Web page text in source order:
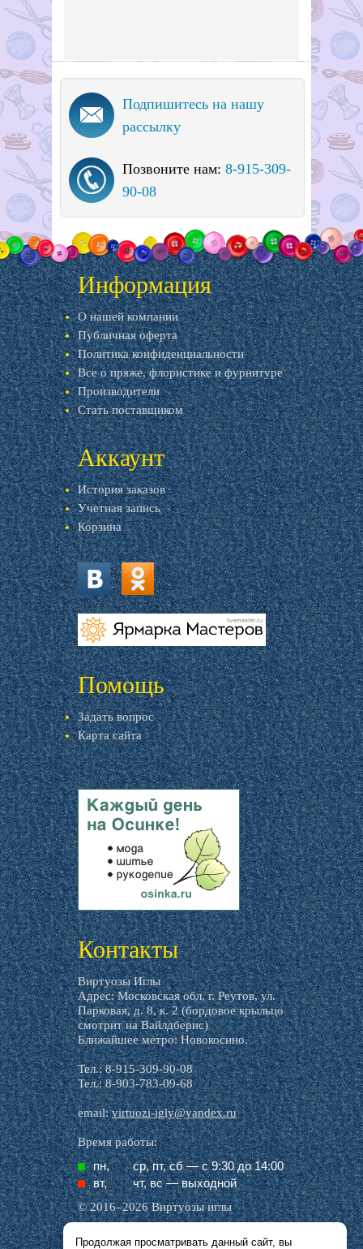
Подпишитесь на нашу
рассылку
Позвоните нам: 8-915-309-
90-08
Информация
О нашей компании
Публичная оферта
Политика конфиденциальности
Все о пряже, флористике и фурнитуре
Производители
Стать поставщиком
Аккаунт
История заказов
Учетная запись
Корзина
vk.com ok.ru
livemaster.ru
Помощь
Задать вопрос
Карта сайта
livemaster.ru
Контакты
Виртуозы Иглы
Адрес: Московская обл, г. Реутов, ул.
Парковая, д. 8, к. 2 (бордовое крыльцо
смотрит на Вайлдберис)
Ближайшее метро: Новокосино.
Тел.: 8-915-309-90-08
Тел.: 8-903-783-09-68
email:virtuozi-igly@yandex.ru
Время работы:
пн,
ср, пт, cб — с 9:30 до 14:00
вт,
чт, вс — выходной
© 2016–2026 Виртуозы иглы
Все названия производителей, символика и
Продолжая просматривать данный сайт, вы